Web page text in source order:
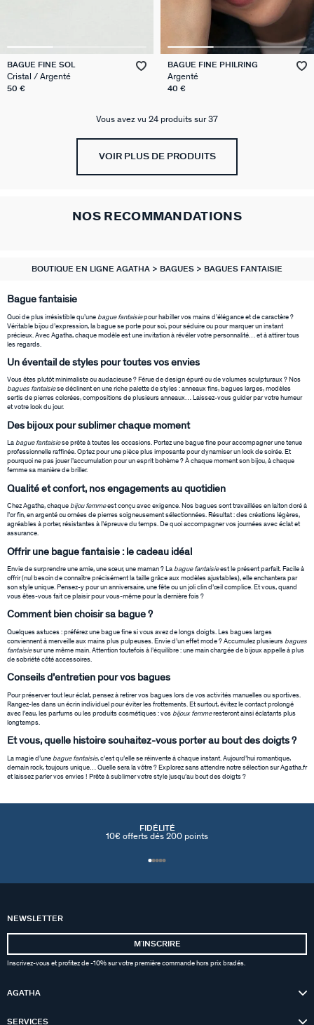
BAGUE FINE SOL
Cristal / Argenté
50 €
BAGUE FINE PHILRING
Argenté
40 €
Vous avez vu 24 produits sur 37
VOIR PLUS DE PRODUITS
NOS RECOMMANDATIONS
BOUTIQUE EN LIGNE AGATHA BAGUES BAGUES FANTAISIE
Bague fantaisie
Quoi de plus irrésistible qu’une bague fantaisiepour habiller vos mains d’élégance et de caractère ?
Véritable bijou d’expression, la bague se porte pour soi, pour séduire ou pour marquer un instant
précieux. Avec Agatha, chaque modèle est une invitation à révéler votre personnalité… et à attirer tous
les regards.
Un éventail de styles pour toutes vos envies
Vous êtes plutôt minimaliste ou audacieuse ? Férue de design épuré ou de volumes sculpturaux ? Nos
bagues fantaisiese déclinent en une riche palette de styles : anneaux fins, bagues larges, modèles
sertis de pierres colorées, compositions de plusieurs anneaux… Laissez-vous guider par votre humeur
et votre look du jour.
Des bijoux pour sublimer chaque moment
La bague fantaisiese prête à toutes les occasions. Portez une bague fine pour accompagner une tenue
professionnelle raffinée. Optez pour une pièce plus imposante pour dynamiser un look de soirée. Et
pourquoi ne pas jouer l’accumulation pour un esprit bohème ? À chaque moment son bijou, à chaque
femme sa manière de briller.
Qualité et confort, nos engagements au quotidien
Chez Agatha, chaque bijou femmeest conçu avec exigence. Nos bagues sont travaillées en laiton doré à
l’or fin, en argenté ou ornées de pierres soigneusement sélectionnées. Résultat : des créations légères,
agréables à porter, résistantes à l’épreuve du temps. De quoi accompagner vos journées avec éclat et
assurance.
Offrir une bague fantaisie : le cadeau idéal
Envie de surprendre une amie, une sœur, une maman ? La bague fantaisieest le présent parfait. Facile à
offrir (nul besoin de connaître précisément la taille grâce aux modèles ajustables), elle enchantera par
son style unique. Pensez-y pour un anniversaire, une fête ou un joli clin d’œil complice. Et vous, quand
vous êtes-vous fait ce plaisir pour vous-même pour la dernière fois ?
Comment bien choisir sa bague ?
Quelques astuces : préférez une bague fine si vous avez de longs doigts. Les bagues larges
conviennent à merveille aux mains plus pulpeuses. Envie d’un effet mode ? Accumulez plusieurs bagues
fantaisiesur une même main. Attention toutefois à l’équilibre : une main chargée de bijoux appelle à plus
de sobriété côté accessoires.
Conseils d’entretien pour vos bagues
Pour préserver tout leur éclat, pensez à retirer vos bagues lors de vos activités manuelles ou sportives.
Rangez-les dans un écrin individuel pour éviter les frottements. Et surtout, évitez le contact prolongé
avec l’eau, les parfums ou les produits cosmétiques : vos bijoux femmeresteront ainsi éclatants plus
longtemps.
Et vous, quelle histoire souhaitez-vous porter au bout des doigts ?
La magie d’une bague fantaisie, c’est qu’elle se réinvente à chaque instant. Aujourd’hui romantique,
demain rock, toujours unique… Quelle sera la vôtre ? Explorez sans attendre notre sélection sur Agatha.fr
et laissez parler vos envies ! Prête à sublimer votre style jusqu’au bout des doigts ?
FIDÉLITÉ
10€ offerts dés 200 points
NEWSLETTER
MʼINSCRIRE
Inscrivez-vous et profitez de -10% sur votre première commande hors prix bradés.
AGATHA
SERVICES